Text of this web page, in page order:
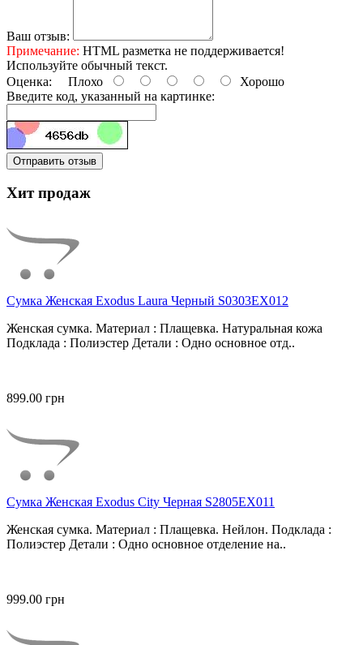
Ваш отзыв:
Примечание: HTML разметка не поддерживается!
Используйте обычный текст.
Оценка: Плохо
Хорошо
Введите код, указанный на картинке:
Отправить отзыв
Хит продаж
Сумка Женская Exodus Laura Черный S0303EX012
Женская сумка. Материал : Плащевка. Натуральная кожа
Подклада : Полиэстер Детали : Одно основное отд..
899.00 грн
Сумка Женская Exodus City Черная S2805EX011
Женская сумка. Материал : Плащевка. Нейлон. Подклада :
Полиэстер Детали : Одно основное отделение на..
999.00 грн